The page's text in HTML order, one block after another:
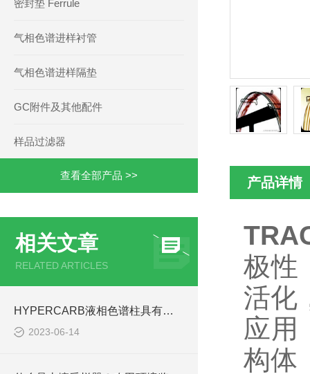
密封垫 Ferrule
气相色谱进样衬管
气相色谱进样隔垫
GC附件及其他配件
样品过滤器
查看全部产品 >>
相关文章
RELATED ARTICLES
HYPERCARB液相色谱柱具有较高的选择性
2023-06-14
产品详情
极性
活化
应用
构体